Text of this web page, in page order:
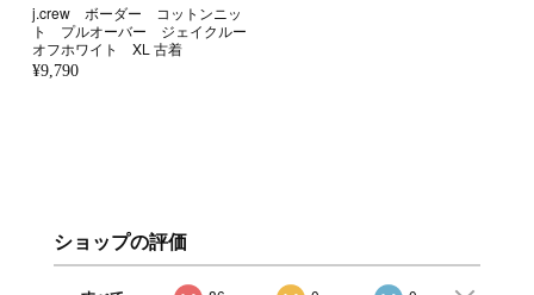
j.crew ボーダー コットンニッ
ト プルオーバー ジェイクルー
オフホワイト XL 古着
¥9,790
ショップの評価